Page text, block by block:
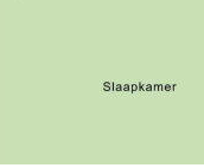
dakisolatie en